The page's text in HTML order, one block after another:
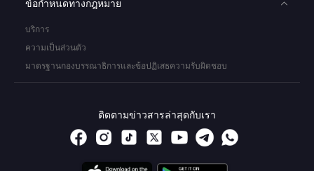
ข้อกำหนดทางกฎหมาย
บริการ
ความเป็นส่วนตัว
มาตรฐานกองบรรณาธิการและข้อปฏิเสธความรับผิดชอบ
ติดตามข่าวสารล่าสุดกับเรา